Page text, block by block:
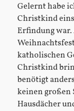
Gelernt habe
Christkind
Erfindung
katholischen
Christkind
benötigt
keinen großen
Hausdächer